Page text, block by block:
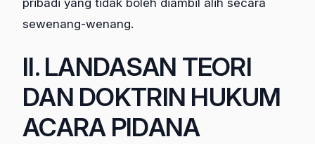
sewenang-wenang.
II. LANDASAN TEORI
DAN DOKTRIN HUKUM
ACARA PIDANA